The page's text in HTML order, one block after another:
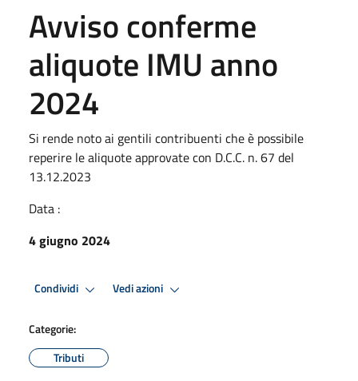
Avviso conferme
aliquote IMU anno
2024
Si rende noto ai gentili contribuenti che è possibile
reperire le aliquote approvate con D.C.C. n. 67 del
13.12.2023
Data :
4 giugno 2024
Condividi Premi Invio per attivare. apre menu
Vedi azioni
Categorie:
Tributi